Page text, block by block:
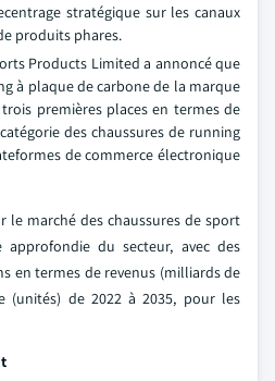
stratégique sur les canaux
produits phares.
Products Limited a annoncé que
à plaque de carbone de la marque
premières places en termes de
des chaussures de running
de commerce électronique
le marché des chaussures de sport
du secteur, avec des
en termes de revenus (milliards de
(unités) de 2022 à 2035, pour les